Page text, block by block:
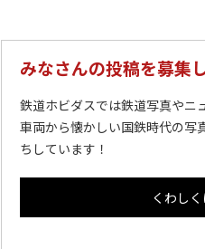
みなさんの投稿を募集
鉄道ホビダスでは鉄道写真やニ
車両から懐かしい国鉄時代の写
ちしています！
くわし